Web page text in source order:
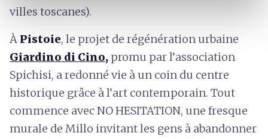
villes toscanes).
À Pistoie, le projet de régénération urbaine
Giardino di Cino, promu par l’association
Spichisi, a redonné vie à un coin du centre
historique grâce à l’art contemporain. Tout
commence avec NO HESITATION, une fresque
murale de Millo invitant les gens à abandonner